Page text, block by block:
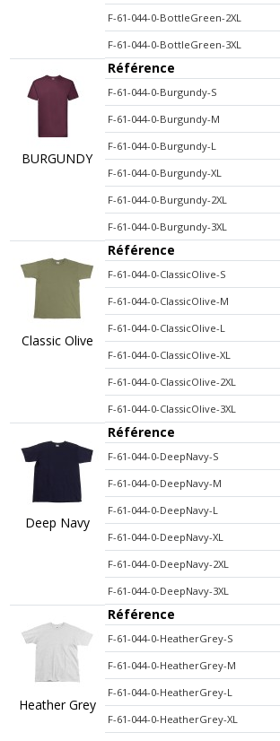
F-61-044-0-BottleGreen-2XL
F-61-044-0-BottleGreen-3XL
BURGUNDY
Référence
F-61-044-0-Burgundy-S
F-61-044-0-Burgundy-M
F-61-044-0-Burgundy-L
F-61-044-0-Burgundy-XL
F-61-044-0-Burgundy-2XL
F-61-044-0-Burgundy-3XL
Classic Olive
Référence
F-61-044-0-ClassicOlive-S
F-61-044-0-ClassicOlive-M
F-61-044-0-ClassicOlive-L
F-61-044-0-ClassicOlive-XL
F-61-044-0-ClassicOlive-2XL
F-61-044-0-ClassicOlive-3XL
Deep Navy
Référence
F-61-044-0-DeepNavy-S
F-61-044-0-DeepNavy-M
F-61-044-0-DeepNavy-L
F-61-044-0-DeepNavy-XL
F-61-044-0-DeepNavy-2XL
F-61-044-0-DeepNavy-3XL
Heather Grey
Référence
F-61-044-0-HeatherGrey-S
F-61-044-0-HeatherGrey-M
F-61-044-0-HeatherGrey-L
F-61-044-0-HeatherGrey-XL